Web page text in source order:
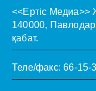
<<Ертіс Медиа>>
140000,
қабат.
Теле/факс: 66-15-